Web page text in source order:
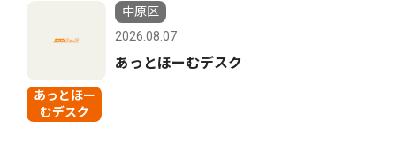
あっとほー
むデスク
中原区
2026.08.07
あっとほーむデスク